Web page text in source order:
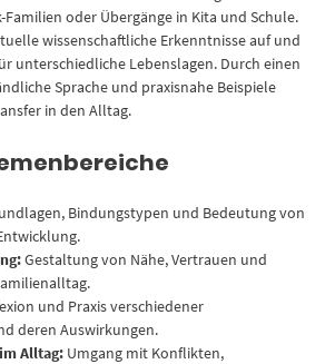
oder Übergänge in Kita und Schule.
wissenschaftliche Erkenntnisse auf und
unterschiedliche Lebenslagen. Durch einen
Sprache und praxisnahe Beispiele
in den Alltag.
Bindungstypen und Bedeutung von
Gestaltung von Nähe, Vertrauen und
und Praxis verschiedener
deren Auswirkungen.
Alltag: Umgang mit Konflikten,